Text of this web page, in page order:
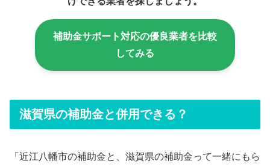
補助金サポート対応の優良業者を比較
してみる
滋賀県の補助金と併用できる？
「近江八幡市の補助金と、滋賀県の補助金って一緒にもら